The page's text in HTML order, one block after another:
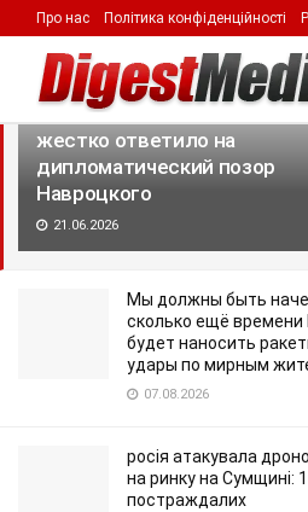
LATEST TRENDING
Нас не поссорить с
гражданское общество
жестко ответило на
дипломатический позор
Навроцкого
21.06.2026
Мы должны быть
сколько ещё времени
будет наносить
удары по мирным
07.08.2026
росія атакувала
на ринку на Сумщині:
постраждалих
Про нас Політика конфіденційності